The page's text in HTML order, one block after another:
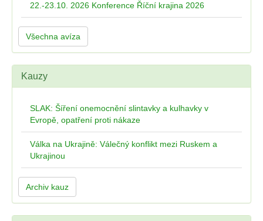
22.-23.10. 2026 Konference Říční krajina 2026
Všechna avíza
Kauzy
SLAK: Šíření onemocnění slintavky a kulhavky v
Evropě, opatření proti nákaze
Válka na Ukrajině: Válečný konflikt mezi Ruskem a
Ukrajinou
Archiv kauz